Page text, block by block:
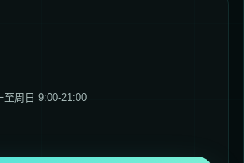
至周日 9:00-21:00